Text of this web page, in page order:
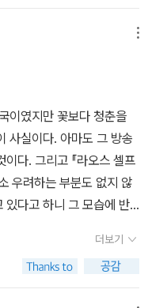
루앙, 빠뚜사이 - 라오스
을 사이에 두고 태국과 맞
, 서울로 치면 한강을 두
.​​ ​△ 루앙프라방 지역 왕궁
네스코 세계문화유산인
면 의외로 세련된 분위기
이싸이 지역의 기번 익스
에서 가장 유명한 에코 투
고싶어 라오스 가야겠단
! 라오스 역사를 보면 내전
기도 하면서 참 고난을 많
부 라오스쪽은 미국 CIA의
대한 모든 것을 이 책으
. 여행가이드북은 실질
지금 당장 가더라도 책 속
긴다. 게다가 저자들이 여
신 정보라는 믿음에 손색
나를 사로잡은 사진들이
시원해질 것 같다. 또한 라
특징을 직접 발로 뛰며 접
라도 상관 없을까? 이 책
테마로 작성되었고, '라오
는 점에서 걱정은 붙들어매
다. 이 책에서는 4박 6일
별로 없는 직장인이나 처
이였지만 꽃보다 청춘을
사실이다. 아마도 그 방송
다. 그리고 『라오스 셀프
우려하는 부분도 없지 않
있다고 하니 그 모습에 반
리와 숙소, 레스토랑을 직
도를 만들기 위해서 확
유지한 철저히 여행자를 위
더보기